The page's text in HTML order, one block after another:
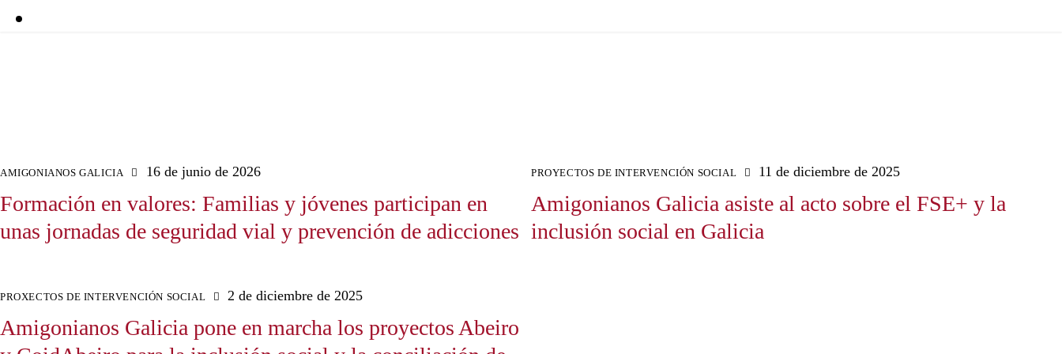
AMIGONIANOS GALICIA 16 de junio de 2026
Formación en valores: Familias y jóvenes participan en
unas jornadas de seguridad vial y prevención de adicciones
PROYECTOS DE INTERVENCIÓN SOCIAL 11 de diciembre de 2025
Amigonianos Galicia asiste al acto sobre el FSE+ y la
inclusión social en Galicia
PROXECTOS DE INTERVENCIÓN SOCIAL 2 de diciembre de 2025
Amigonianos Galicia pone en marcha los proyectos Abeiro